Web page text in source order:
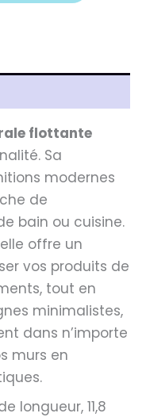
flottante
Sa
modernes
de
bain ou cuisine.
offre un
vos produits de
tout en
minimalistes,
dans n’importe
murs en
longueur, 11,8